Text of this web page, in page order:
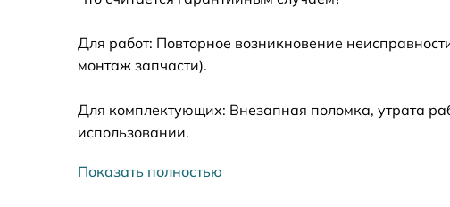
Замена микрофона Honor 7S
Замена кнопки включения Honor 7S
Для работ: Повторное возникновение
монтаж запчасти).
Для комплектующих: Внезапная поломка, утрата
использовании.
Показать полностью